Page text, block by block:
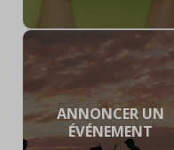
ANNONCER UN
ÉVÉNEMENT